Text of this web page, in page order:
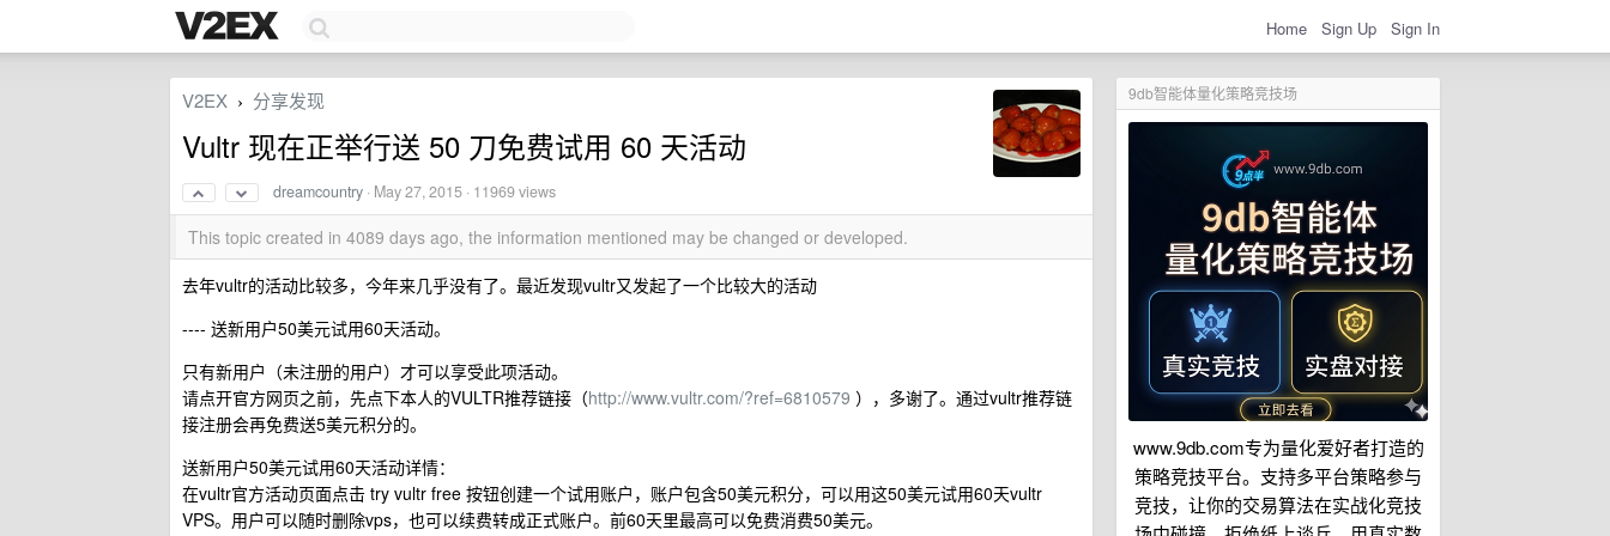
Home Sign Up Sign In
9db智能体量化策略竞技场
www.9db.com专为量化爱好者打造的
策略竞技平台。支持多平台策略参与
竞技，让你的交易算法在实战化竞技
V2EX › 分享发现
Vultr 现在正举行送 50 刀免费试用 60 天活动
dreamcountry · May 27, 2015 · 11969 views
This topic created in 4089 days ago, the information mentioned may be changed or developed.
去年vultr的活动比较多，今年来几乎没有了。最近发现vultr又发起了一个比较大的活动
---- 送新用户50美元试用60天活动。
只有新用户（未注册的用户）才可以享受此项活动。
请点开官方网页之前，先点下本人的VULTR推荐链接（http://www.vultr.com/?ref=6810579 ），多谢了。通过vultr推荐链
接注册会再免费送5美元积分的。
送新用户50美元试用60天活动详情：
在vultr官方活动页面点击 try vultr free 按钮创建一个试用账户，账户包含50美元积分，可以用这50美元试用60天vultr
VPS。用户可以随时删除vps，也可以续费转成正式账户。前60天里最高可以免费消费50美元。